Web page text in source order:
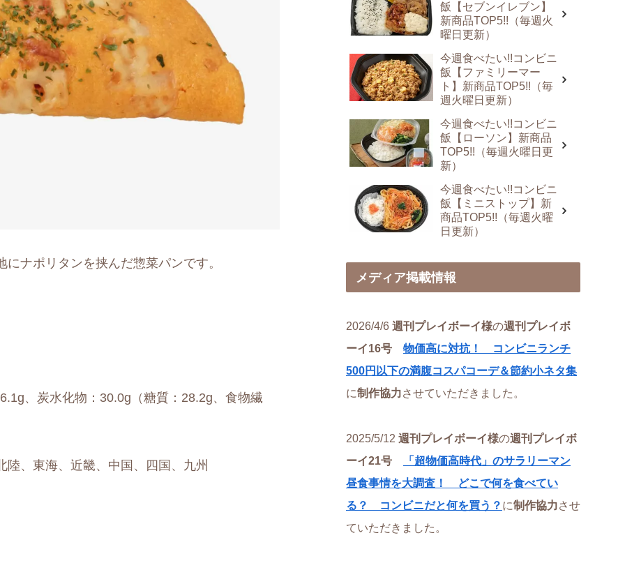
ナポリタンを挟んだ惣菜パンです。
、炭水化物：30.0g（糖質：28.2g、食物繊
、東海、近畿、中国、四国、九州
飯【セブンイレブン】
新商品TOP5!!（毎週火
曜日更新）
今週食べたい!!コンビニ
飯【ファミリーマー
ト】新商品TOP5!!（毎
週火曜日更新）
今週食べたい!!コンビニ
飯【ローソン】新商品
TOP5!!（毎週火曜日更
新）
今週食べたい!!コンビニ
飯【ミニストップ】新
商品TOP5!!（毎週火曜
日更新）
メディア掲載情報
2026/4/6 週刊プレイボーイ様の週刊プレイボ
ーイ16号 物価高に対抗！ コンビニランチ
500円以下の満腹コスパコーデ＆節約小ネタ集
に制作協力させていただきました。
2025/5/12 週刊プレイボーイ様の週刊プレイボ
ーイ21号
「超物価高時代」のサラリーマン
昼食事情を大調査！ どこで何を食べてい
る？ コンビニだと何を買う？ に制作協力させ
ていただきました。